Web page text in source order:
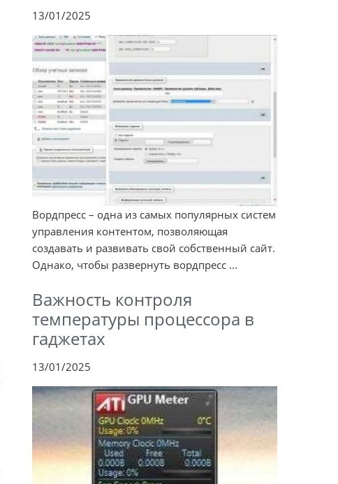
13/01/2025
Вордпресс – одна из самых популярных систем
управления контентом, позволяющая
создавать и развивать свой собственный сайт.
Однако, чтобы развернуть вордпресс ...
Важность контроля
температуры процессора в
гаджетах
13/01/2025